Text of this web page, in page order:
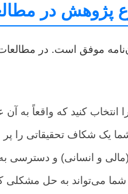
پژوهش در
موفق است. در مطالعات
کنید که واقعاً به
یک شکاف تحقیقاتی را
(مالی و انسانی) و دسترسی
می‌تواند به حل مشکلی